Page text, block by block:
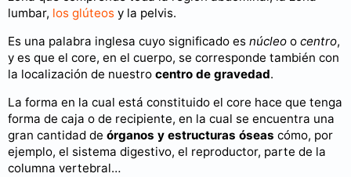
lumbar, los glúteos y la pelvis.
Es una palabra inglesa cuyo significado es núcleo o centro,
y es que el core, en el cuerpo, se corresponde también con
la localización de nuestro centro de gravedad.
La forma en la cual está constituido el core hace que tenga
forma de caja o de recipiente, en la cual se encuentra una
gran cantidad de órganos y estructuras óseas cómo, por
ejemplo, el sistema digestivo, el reproductor, parte de la
columna vertebral…